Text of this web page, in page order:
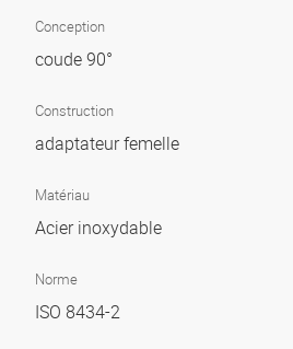
Conception
coude 90°
Construction
adaptateur femelle
Matériau
Acier inoxydable
Norme
ISO 8434-2